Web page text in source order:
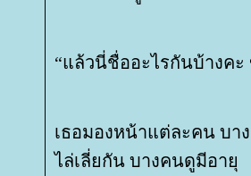
“แล้วนี่ชื่ออะไรกันบ้างคะ
เธอมองหน้าแต่ละคน บา
ไล่เลี่ยกัน บางคนดูมีอายุ